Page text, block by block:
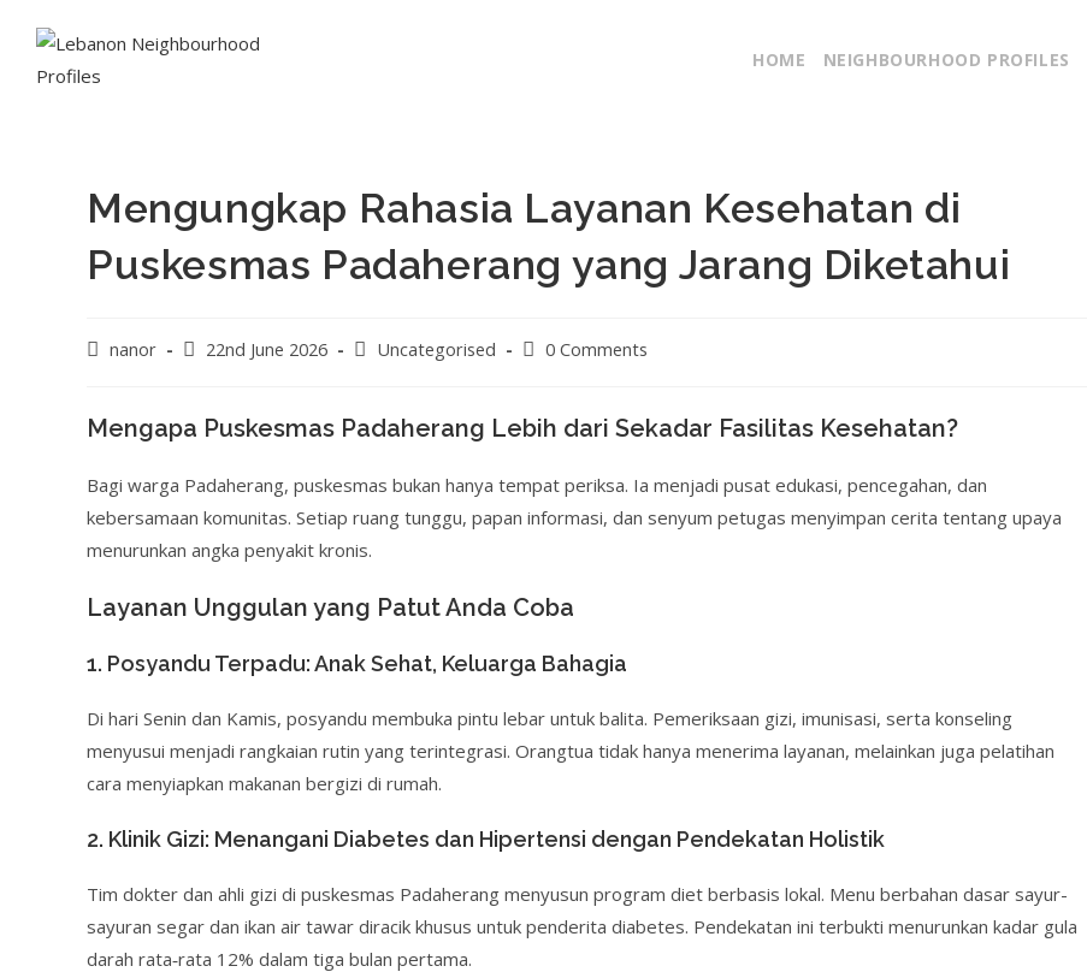
HOME NEIGHBOURHOOD PROFILES
Mengungkap Rahasia Layanan Kesehatan di
Puskesmas Padaherang yang Jarang Diketahui
nanor 22nd June 2026 Uncategorised 0 Comments
Mengapa Puskesmas Padaherang Lebih dari Sekadar Fasilitas Kesehatan?
Bagi warga Padaherang, puskesmas bukan hanya tempat periksa. Ia menjadi pusat edukasi, pencegahan, dan
kebersamaan komunitas. Setiap ruang tunggu, papan informasi, dan senyum petugas menyimpan cerita tentang upaya
menurunkan angka penyakit kronis.
Layanan Unggulan yang Patut Anda Coba
1. Posyandu Terpadu: Anak Sehat, Keluarga Bahagia
Di hari Senin dan Kamis, posyandu membuka pintu lebar untuk balita. Pemeriksaan gizi, imunisasi, serta konseling
menyusui menjadi rangkaian rutin yang terintegrasi. Orangtua tidak hanya menerima layanan, melainkan juga pelatihan
cara menyiapkan makanan bergizi di rumah.
2. Klinik Gizi: Menangani Diabetes dan Hipertensi dengan Pendekatan Holistik
Tim dokter dan ahli gizi di puskesmas Padaherang menyusun program diet berbasis lokal. Menu berbahan dasar sayur-
sayuran segar dan ikan air tawar diracik khusus untuk penderita diabetes. Pendekatan ini terbukti menurunkan kadar gula
darah rata‑rata 12% dalam tiga bulan pertama.